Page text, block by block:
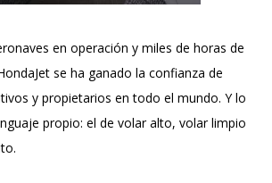
en operación y miles de horas de
se ha ganado la confianza de
y propietarios en todo el mundo. Y lo
propio: el de volar alto, volar limpio